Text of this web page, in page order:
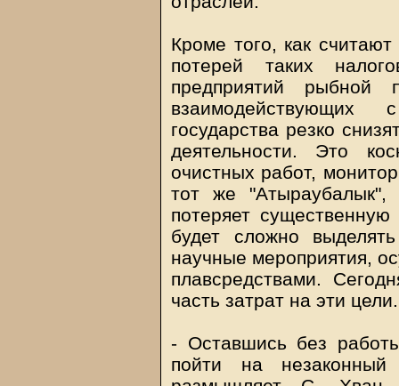
Кроме того, как
потерей таких
предприятий рыбной
государства резко
деятельности. Это
очистных работ,
тот же "Атыраубалык",
потеряет
будет сложно
научные мероприятия,
плавсредствами.
часть затрат на эти цели.
- Оставшись без
пойти на